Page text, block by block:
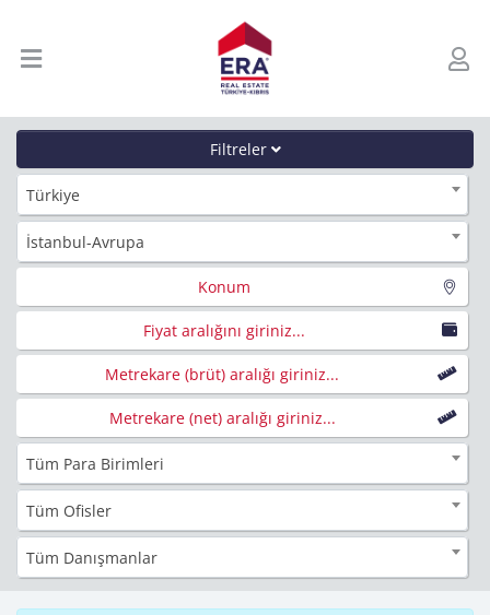
Filtreler
Türkiye
İstanbul-Avrupa
Konum
Fiyat aralığını giriniz...
Metrekare (brüt) aralığı giriniz...
Metrekare (net) aralığı giriniz...
Tüm Para Birimleri
Tüm Ofisler
Tüm Danışmanlar